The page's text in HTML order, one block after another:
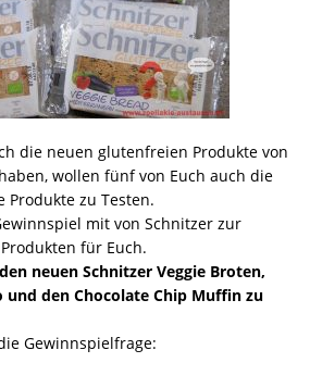
die neuen glutenfreien Produkte von
wollen fünf von Euch auch die
Produkte zu Testen.
mit von Schnitzer zur
für Euch.
neuen Schnitzer Veggie Broten,
und den Chocolate Chip Muffin zu
Gewinnspielfrage: